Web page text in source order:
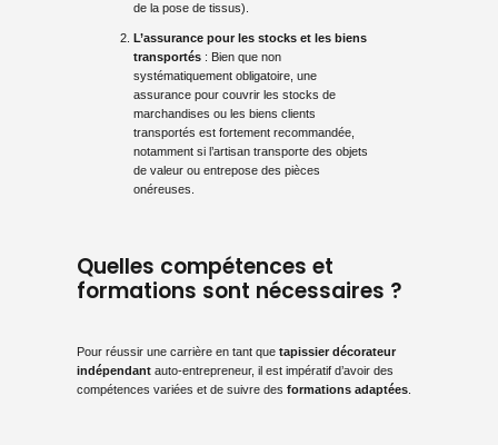
de la pose de tissus).
L’assurance pour les stocks et les biens
transportés: Bien que non
systématiquement obligatoire, une
assurance pour couvrir les stocks de
marchandises ou les biens clients
transportés est fortement recommandée,
notamment si l’artisan transporte des objets
de valeur ou entrepose des pièces
onéreuses.
Quelles compétences et
formations sont nécessaires ?
Pour réussir une carrière en tant que tapissier décorateur
indépendantauto-entrepreneur, il est impératif d’avoir des
compétences variées et de suivre des formations adaptées.